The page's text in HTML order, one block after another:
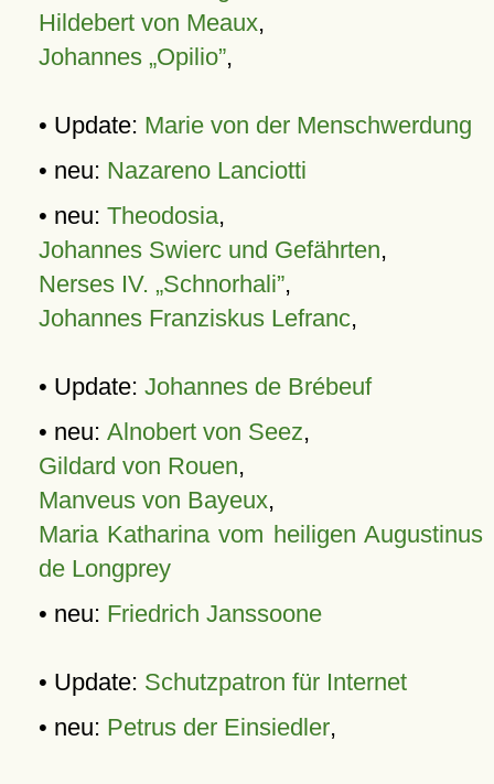
Hildebert von Meaux,
Johannes „Opilio”,
• Update: Marie von der Menschwerdung
• neu: Nazareno Lanciotti
• neu: Theodosia,
Johannes Swierc und Gefährten,
Nerses IV. „Schnorhali”,
Johannes Franziskus Lefranc,
• Update: Johannes de Brébeuf
• neu: Alnobert von Seez,
Gildard von Rouen,
Manveus von Bayeux,
Maria Katharina vom heiligen Augustinus
de Longprey
• neu: Friedrich Janssoone
• Update: Schutzpatron für Internet
• neu: Petrus der Einsiedler,